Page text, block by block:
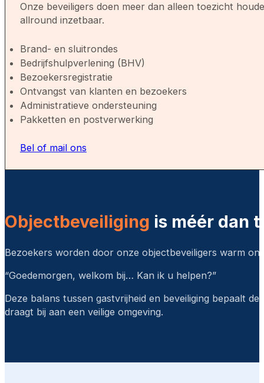
Onze beveiligers doen meer dan alleen toezicht
allround inzetbaar.
Brand- en sluitrondes
Bedrijfshulpverlening (BHV)
Bezoekersregistratie
Ontvangst van klanten en bezoekers
Administratieve ondersteuning
Pakketten en postverwerking
Bel of mail ons
Objectbeveiliging is méér dan
Bezoekers worden door onze objectbeveiligers warm
“Goedemorgen, welkom bij… Kan ik u helpen?”
Deze balans tussen gastvrijheid en beveiliging bepaalt de
draagt bij aan een veilige omgeving.